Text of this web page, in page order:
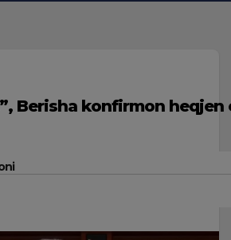
Berisha konfirmon heqjen